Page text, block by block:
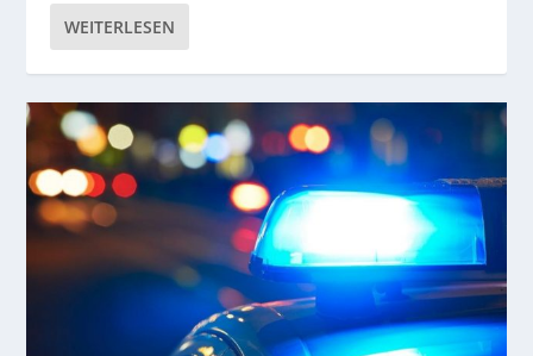
WEITERLESEN